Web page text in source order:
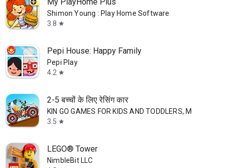
Shimon Young : Play Home Software
3.8 star
Pepi House: Happy Family
Pepi Play
4.2 star
2-5 बच्चों के लिए रेसिंग कार
KIN GO GAMES FOR KIDS AND TODDLERS, MCHJ
3.5 star
LEGO® Tower
NimbleBit LLC